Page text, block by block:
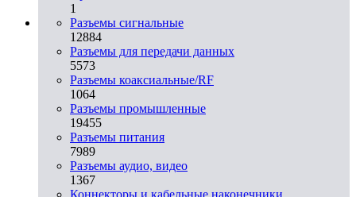
1
Разъeмы сигнальные
12884
Разъeмы для передачи данных
5573
Разъeмы коаксиальные/RF
1064
Разъeмы промышленные
19455
Разъeмы питания
7989
Разъeмы аудио, видео
1367
Коннекторы и кабельные наконечники